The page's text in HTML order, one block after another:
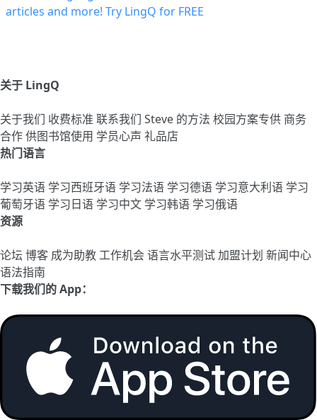
关于 LingQ
关于我们 收费标准 联系我们 Steve 的方法 校园方案专供 商务
合作供图书馆使用 学员心声 礼品店
热门语言
学习英语 学习西班牙语 学习法语 学习德语 学习意大利语 学习
葡萄牙语 学习日语 学习中文 学习韩语 学习俄语
资源
论坛 博客 成为助教工作机会语言水平测试加盟计划 新闻中心
语法指南
下载我们的 App：